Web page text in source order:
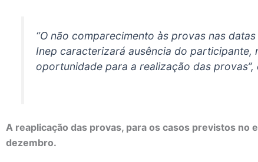
“O não comparecimento às provas nas
Inep caracterizará ausência do participante,
oportunidade para a realização das
A reaplicação das provas, para os casos previstos no
dezembro.